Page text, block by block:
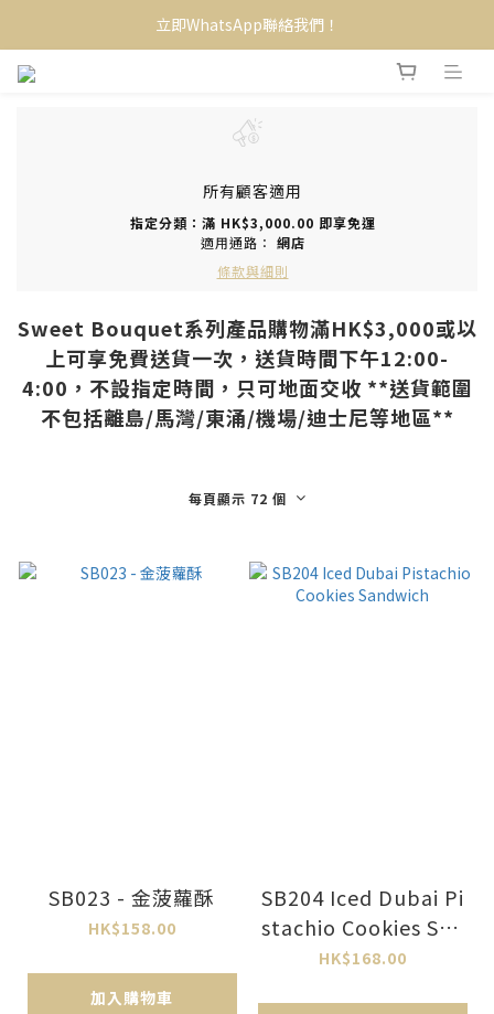
立即WhatsApp聯絡我們！
所有顧客適用
指定分類：滿 HK$3,000.00 即享免運
適用通路： 網店
條款與細則
Sweet Bouquet系列產品購物滿HK$3,000或以
上可享免費送貨一次，送貨時間下午12:00-
4:00，不設指定時間，只可地面交收 **送貨範圍
不包括離島/馬灣/東涌/機場/迪士尼等地區**
每頁顯示 72 個
SB023 - 金菠蘿酥
HK$158.00
加入購物車
SB204 Iced Dubai Pi
stachio Cookies San
dwich
HK$168.00